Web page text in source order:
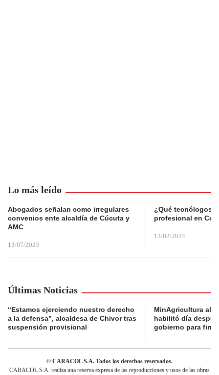
Lo más leído
Abogados señalan como irregulares
convenios ente alcaldía de Cúcuta y
AMC
13/07/2023
¿Qué tecnólogos
profesional en
13/02/2024
Últimas Noticias
“Estamos ejerciendo nuestro derecho
a la defensa”, alcaldesa de Chivor tras
suspensión provisional
MinAgricultura
habilitó día
gobierno para
© CARACOL S.A. Todos los derechos reservados.
CARACOL S.A. realiza una reserva expresa de las reproducciones y usos de las obras